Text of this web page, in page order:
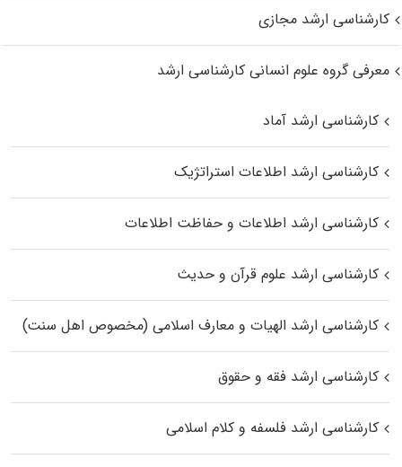
کارشناسی ارشد مجازی
معرفی گروه علوم انسانی کارشناسی ارشد
کارشناسی ارشد آماد
کارشناسی ارشد اطلاعات استراتژیک
کارشناسی ارشد اطلاعات و حفاظت اطلاعات
کارشناسی ارشد علوم قرآن و حدیث
کارشناسی ارشد الهیات و معارف اسلامی (مخصوص اهل سنت)
کارشناسی ارشد فقه و حقوق
کارشناسی ارشد فلسفه و کلام اسلامی